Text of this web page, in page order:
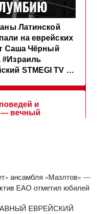
ансамбля «Мазлтов» —
ЕАО отметил юбилей
ЕВРЕЙСКИЙ